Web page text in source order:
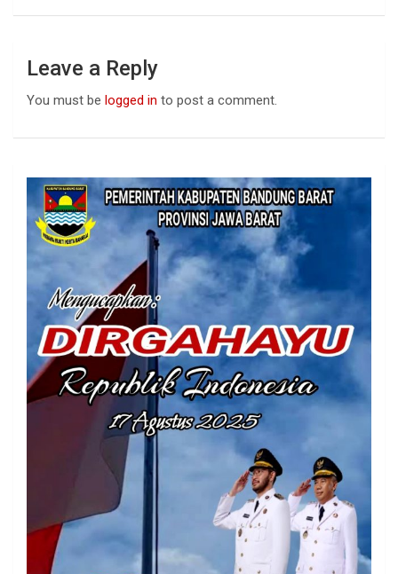
Leave a Reply
You must be logged in to post a comment.